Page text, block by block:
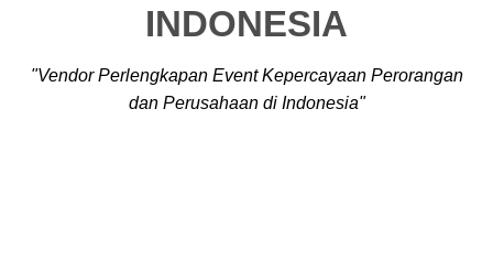
INDONESIA
"Vendor Perlengkapan Event Kepercayaan Perorangan
dan Perusahaan di Indonesia"